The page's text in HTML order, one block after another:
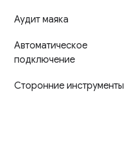
Аудит маяка
Автоматическое
подключение
Сторонние инструменты